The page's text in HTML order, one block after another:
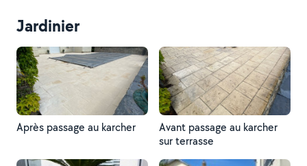
Jardinier
Après passage au karcher
Avant passage au karcher
sur terrasse